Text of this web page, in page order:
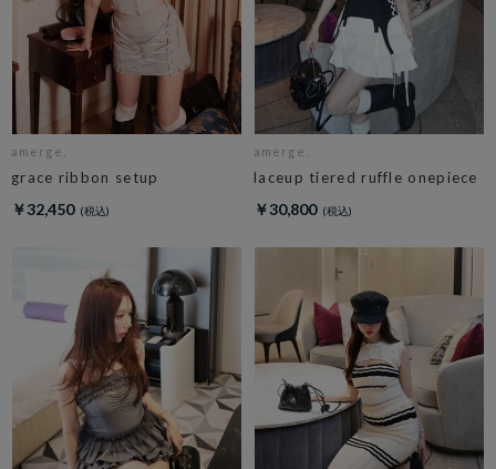
amerge.
grace ribbon setup
￥32,450
amerge.
laceup tiered ruffle onepiece
￥30,800